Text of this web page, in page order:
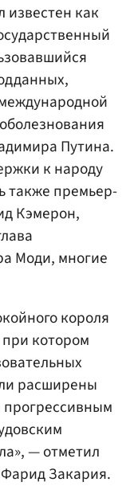
как
Путина.
к народу
также премьер-
Кэмерон,
Моди, многие
короля
котором
расширены
— отметил
Фарид Закария.